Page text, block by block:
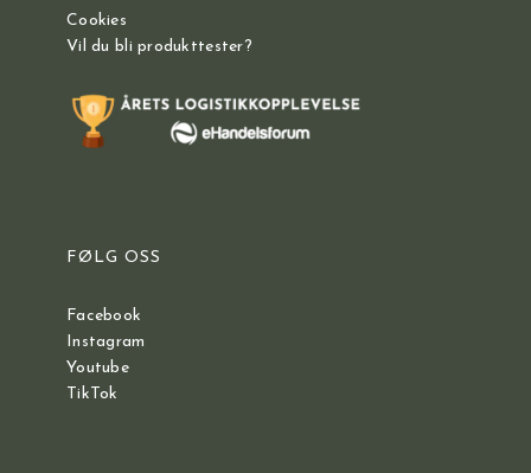
Cookies
Vil du bli produkttester?
FØLG OSS
Facebook
Instagram
Youtube
TikTok